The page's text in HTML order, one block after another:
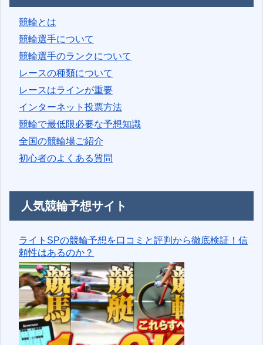
競輪とは
競輪選手について
競輪選手のランクについて
レースの種類について
レースはラインが重要
インターネット投票方法
競輪で最低限必要な予想知識
全国の競輪場ご紹介
初心者のよくある質問
人気競輪予想サイト
ライトSPの競輪予想を口コミと評判から徹底検証！信
頼性はあるのか？